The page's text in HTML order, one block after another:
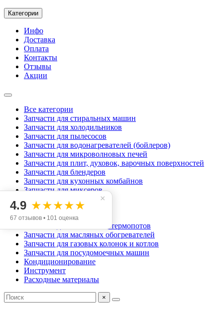
Категории
Инфо
Доставка
Оплата
Контакты
Отзывы
Акции
Все категории
Запчасти для стиральных машин
Запчасти для холодильников
Запчасти для пылесосов
Запчасти для водонагревателей (бойлеров)
Запчасти для микроволновых печей
Запчасти для плит, духовок, варочных поверхностей
Запчасти для блендеров
Запчасти для кухонных комбайнов
Запчасти для миксеров
Запчасти для аэрогрилей
Запчасти для мясорубок
Запчасти для хлебопечек
Запчасти для чайников и термопотов
Запчасти для масляных обогревателей
Запчасти для газовых колонок и котлов
Запчасти для посудомоечных машин
Кондиционирование
Инструмент
Расходные материалы
×
×
4.9 ★★★★★
67 отзывов • 101 оценка